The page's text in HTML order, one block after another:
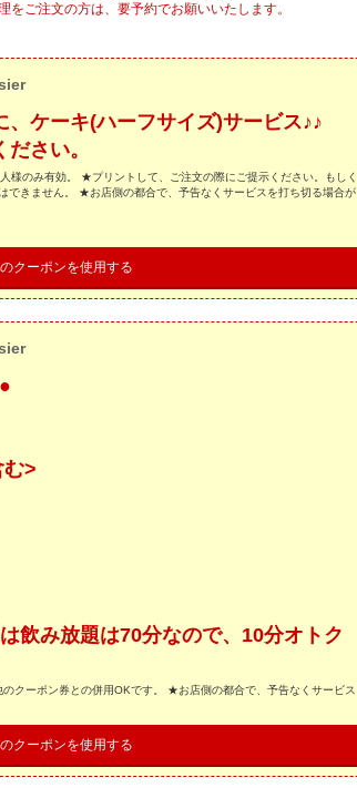
ご注文の方は、要予約でお願いいたします。
ケーキ(ハーフサイズ)サービス♪♪
さい。
のみ有効。 ★プリントして、ご注文の際にご提示ください。もしく
きません。 ★お店側の都合で、予告なくサービスを打ち切る場合が
クーポンを使用する
>
飲み放題は70分なので、10分オトク
ーポン券との併用OKです。 ★お店側の都合で、予告なくサービス
クーポンを使用する